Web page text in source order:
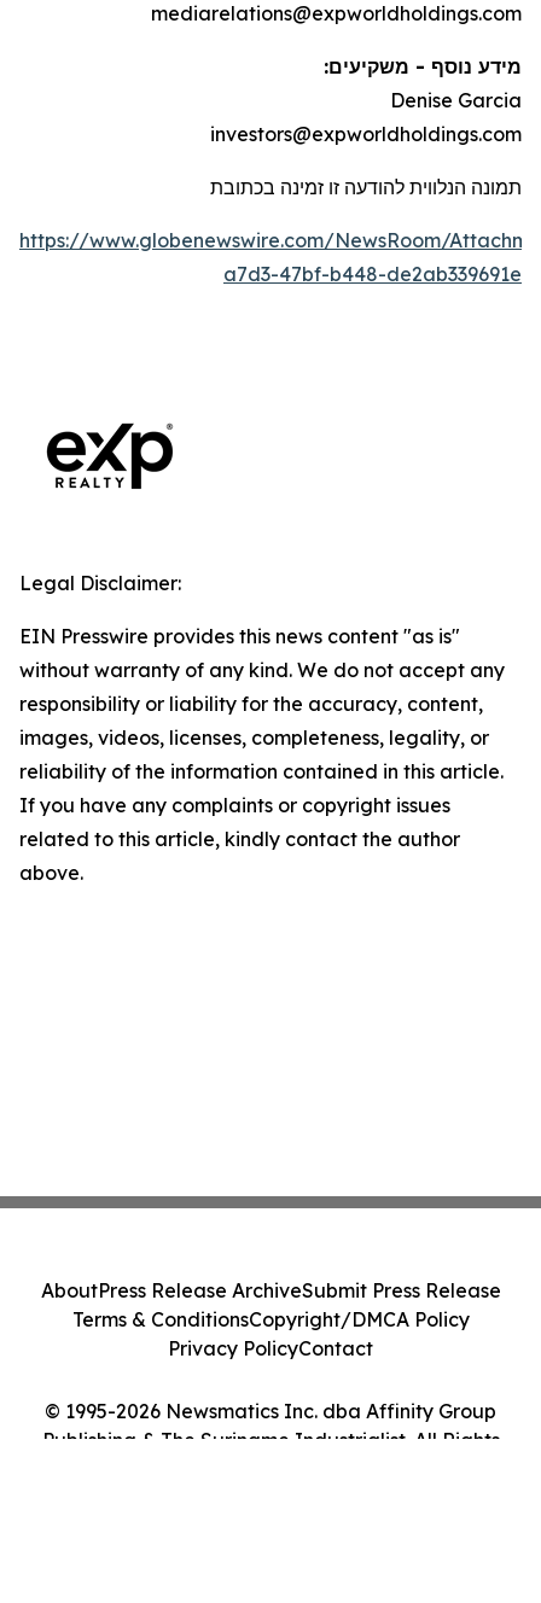
mediarelations@expworldholdings.com
מידע נוסף - משקיעים:
Denise Garcia
investors@expworldholdings.com
תמונה הנלווית להודעה זו זמינה בכתובת
https://www.globenewswire.com/NewsRoom/
a7d3-47bf-b448-de2ab339691e
Legal Disclaimer:
EIN Presswire provides this news content "as is"
without warranty of any kind. We do not accept any
responsibility or liability for the accuracy, content,
images, videos, licenses, completeness, legality, or
reliability of the information contained in this article.
If you have any complaints or copyright issues
related to this article, kindly contact the author
above.
© 1995-2026 Newsmatics Inc. dba Affinity Group
Publishing & The Suriname Industrialist. All Rights
AboutPress Release ArchiveSubmit Press Release
Terms & ConditionsCopyright/DMCA Policy
Privacy PolicyContact